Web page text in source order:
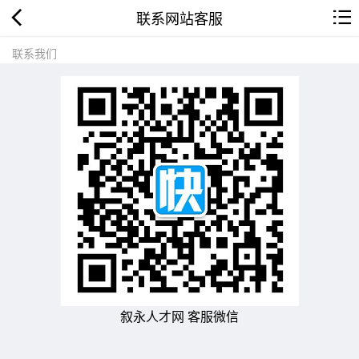
联系网站客服
联系我们
叙永人才网 客服微信